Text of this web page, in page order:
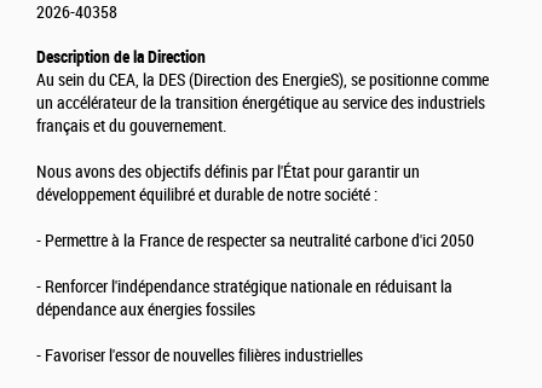
2026-40358
Description de la Direction
Au sein du CEA, la DES (Direction des EnergieS), se positionne comme
un accélérateur de la transition énergétique au service des industriels
français et du gouvernement.
Nous avons des objectifs définis par l'État pour garantir un
développement équilibré et durable de notre société :
- Permettre à la France de respecter sa neutralité carbone d'ici 2050
- Renforcer l'indépendance stratégique nationale en réduisant la
dépendance aux énergies fossiles
- Favoriser l'essor de nouvelles filières industrielles